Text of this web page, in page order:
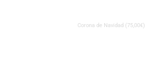
Corona de Navidad (75,00€)